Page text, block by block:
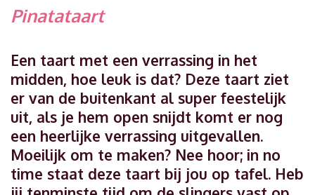
Pinatataart
Een taart met een verrassing in het
midden, hoe leuk is dat? Deze taart ziet
er van de buitenkant al super feestelijk
uit, als je hem open snijdt komt er nog
een heerlijke verrassing uitgevallen.
Moeilijk om te maken? Nee hoor; in no
time staat deze taart bij jou op tafel. Heb